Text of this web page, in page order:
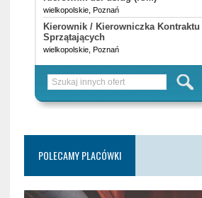
POLECAMY PLACÓWKI